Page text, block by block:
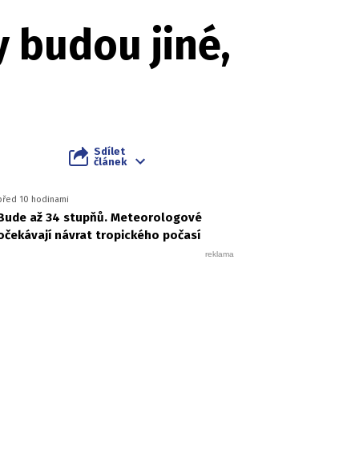
budou jiné,
Sdílet
článek
10 hodinami
až 34 stupňů. Meteorologové
návrat tropického počasí